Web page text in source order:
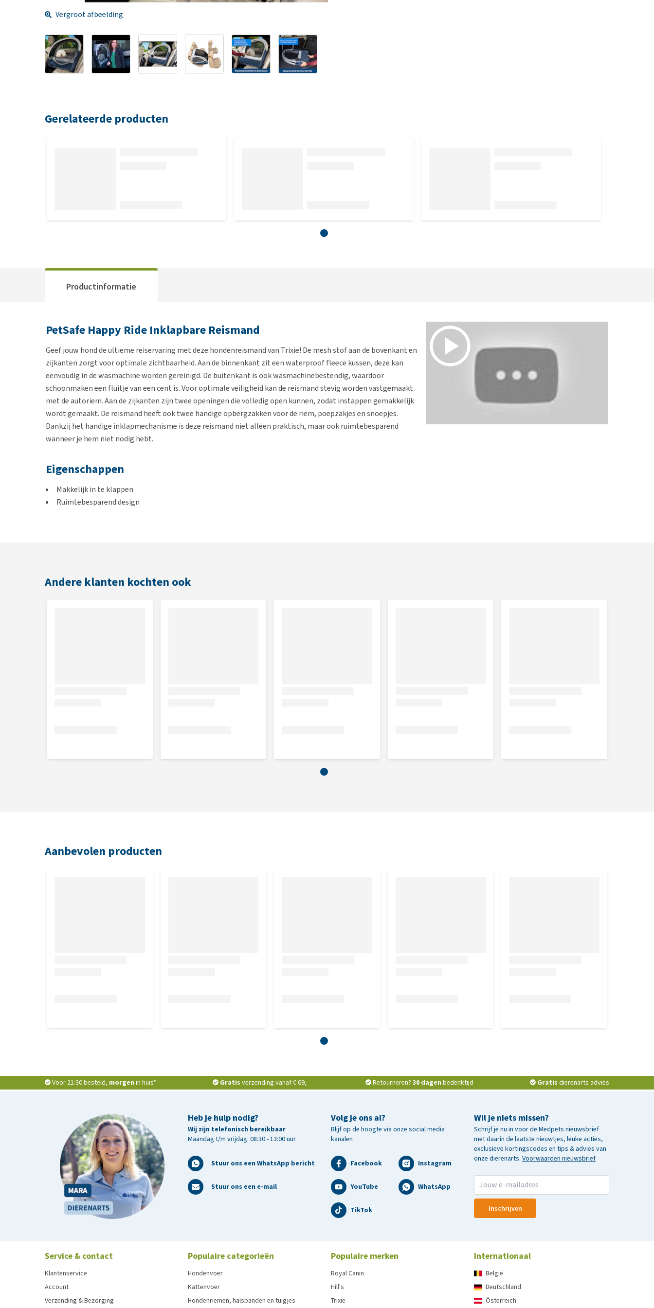
Vergroot afbeelding
Gerelateerde producten
Productinformatie
PetSafe Happy Ride Inklapbare Reismand
Geef jouw hond de ultieme reiservaring met deze hondenreismand van Trixie! De mesh stof aan de bovenkant en
zijkanten zorgt voor optimale zichtbaarheid. Aan de binnenkant zit een waterproof fleece kussen, deze kan
eenvoudig in de wasmachine worden gereinigd. De buitenkant is ook wasmachinebestendig, waardoor
schoonmaken een fluitje van een cent is. Voor optimale veiligheid kan de reismand stevig worden vastgemaakt
met de autoriem. Aan de zijkanten zijn twee openingen die volledig open kunnen, zodat instappen gemakkelijk
wordt gemaakt. De reismand heeft ook twee handige opbergzakken voor de riem, poepzakjes en snoepjes.
Dankzij het handige inklapmechanisme is deze reismand niet alleen praktisch, maar ook ruimtebesparend
wanneer je hem niet nodig hebt.
Eigenschappen
Makkelijk in te klappen
Ruimtebesparend design
Beige/blauw
Andere klanten kochten ook
Aanbevolen producten
Voor 21:30 besteld, morgen in huis* Gratis verzending vanaf € 69,- Retourneren? 30 dagen bedenktijd Gratis dierenarts advies
Heb je hulp nodig?
Wij zijn telefonisch bereikbaar
Maandag t/m vrijdag: 08:30 - 13:00 uur
Stuur ons een WhatsApp bericht
Stuur ons een e-mail
Wil je niets missen?
Schrijf je nu in voor de Medpets nieuwsbrief
met daarin de laatste nieuwtjes, leuke acties,
exclusieve kortingscodes en tips & advies van
onze dierenarts. Voorwaarden nieuwsbrief
Inschrijven
Volg je ons al?
Blijf op de hoogte via onze social media
kanalen
Facebook Instagram
YouTube WhatsApp
TikTok
Service & contact
Klantenservice
Account
Verzending & Bezorging
Populaire categorieën
Hondenvoer
Kattenvoer
Hondenriemen, halsbanden en tuigjes
Populaire merken
Royal Canin
Hill's
Trixie
Internationaal
België
Deutschland
Österreich